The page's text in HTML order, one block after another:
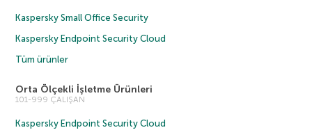
Kaspersky Small Office Security
Kaspersky Endpoint Security Cloud
Tüm ürünler
Orta Ölçekli İşletme Ürünleri
101-999 ÇALIŞAN
Kaspersky Endpoint Security Cloud